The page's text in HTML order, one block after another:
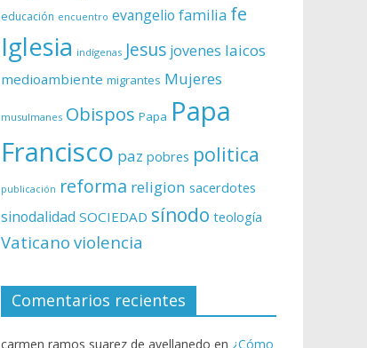
educación encuentro evangelio familia fe
Iglesia indígenas Jesus jovenes laicos
medioambiente migrantes Mujeres
musulmanes Obispos Papa Papa
Francisco paz pobres politica
publicación reforma religion sacerdotes
sinodalidad SOCIEDAD sínodo teología
Vaticano violencia
Comentarios recientes
carmen ramos suarez de avellanedo en ¿Cómo